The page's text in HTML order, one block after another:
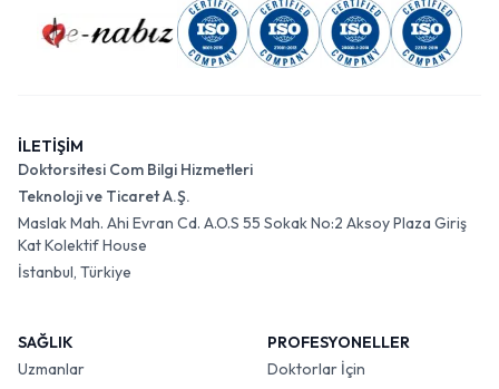
İLETİŞİM
Doktorsitesi Com Bilgi Hizmetleri
Teknoloji ve Ticaret A.Ş.
Maslak Mah. Ahi Evran Cd. A.O.S 55 Sokak No:2 Aksoy Plaza Giriş
Kat Kolektif House
İstanbul, Türkiye
SAĞLIK
Uzmanlar
PROFESYONELLER
Doktorlar İçin